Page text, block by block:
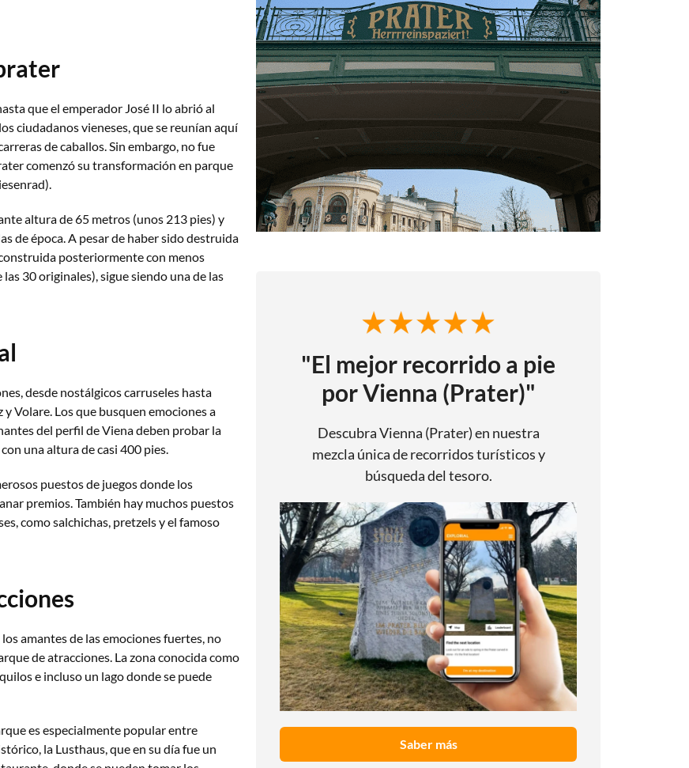
que el emperador José II lo abrió al
ciudadanos vieneses, que se reunían aquí
de caballos. Sin embargo, no fue
comenzó su transformación en parque
altura de 65 metros (unos 213 pies) y
de época. A pesar de haber sido destruida
posteriormente con menos
30 originales), sigue siendo una de las
desde nostálgicos carruseles hasta
Volare. Los que busquen emociones a
del perfil de Viena deben probar la
una altura de casi 400 pies.
puestos de juegos donde los
premios. También hay muchos puestos
como salchichas, pretzels y el famoso
amantes de las emociones fuertes, no
de atracciones. La zona conocida como
e incluso un lago donde se puede
es especialmente popular entre
la Lusthaus, que en su día fue un
"El mejor recorrido a pie
por Vienna (Prater)"
Descubra Vienna (Prater) en nuestra
mezcla única de recorridos turísticos y
búsqueda del tesoro.
Saber más